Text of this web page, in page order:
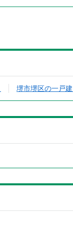
堺市堺区の一戸